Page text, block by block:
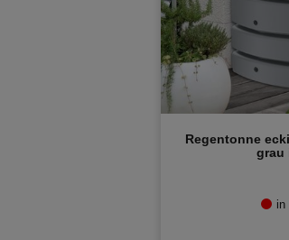
Regentonne
grau
in